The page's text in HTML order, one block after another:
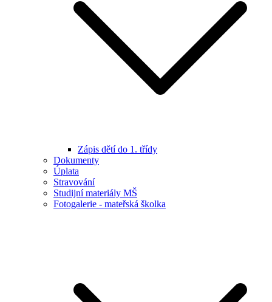
Zápis dětí do 1. třídy
Dokumenty
Úplata
Stravování
Studijní materiály MŠ
Fotogalerie - mateřská školka